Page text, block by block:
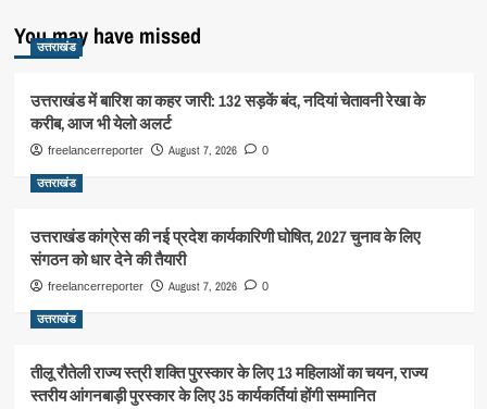
You may have missed
उत्तराखंड
उत्तराखंड में बारिश का कहर जारी: 132 सड़कें बंद, नदियां चेतावनी रेखा के
करीब, आज भी येलो अलर्ट
freelancerreporter August 7, 2026 0
उत्तराखंड
उत्तराखंड कांग्रेस की नई प्रदेश कार्यकारिणी घोषित, 2027 चुनाव के लिए
संगठन को धार देने की तैयारी
freelancerreporter August 7, 2026 0
उत्तराखंड
तीलू रौतेली राज्य स्त्री शक्ति पुरस्कार के लिए 13 महिलाओं का चयन, राज्य
स्तरीय आंगनबाड़ी पुरस्कार के लिए 35 कार्यकर्तियां होंगी सम्मानित